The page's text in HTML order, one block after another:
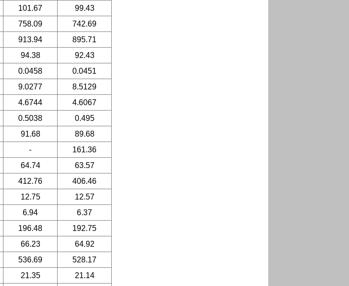
101.67
99.43
758.09
742.69
913.94
895.71
94.38
92.43
0.0458
0.0451
9.0277
8.5129
4.6744
4.6067
0.5038
0.495
91.68
89.68
-
161.36
64.74
63.57
412.76
406.46
12.75
12.57
6.94
6.37
196.48
192.75
66.23
64.92
536.69
528.17
21.35
21.14